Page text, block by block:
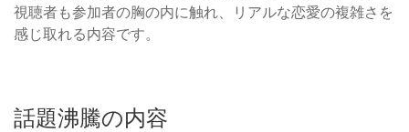
視聴者も参加者の胸の内に触れ、リアルな恋愛の複雑さを
感じ取れる内容です。
話題沸騰の内容